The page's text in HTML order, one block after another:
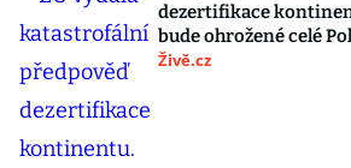
dezertifikace
bude ohrožené celé
Živě.cz